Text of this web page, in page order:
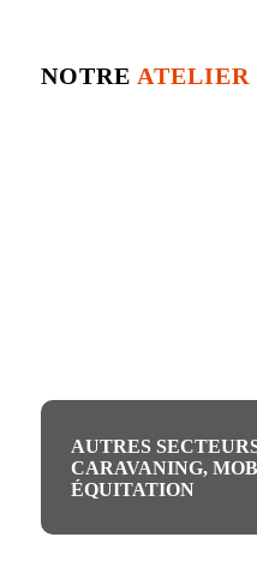
NOTRE ATELIER
AUTRES
CARAVANING,
ÉQUITATION